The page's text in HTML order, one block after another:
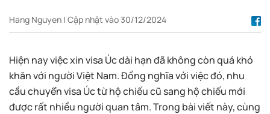
Hang Nguyen | Cập nhật vào 30/12/2024
Hiện nay việc xin visa Úc dài hạn đã không còn quá khó
khăn với người Việt Nam. Đồng nghĩa với việc đó, nhu
cầu chuyển visa Úc từ hộ chiếu cũ sang hộ chiếu mới
được rất nhiều người quan tâm. Trong bài viết này, cùng